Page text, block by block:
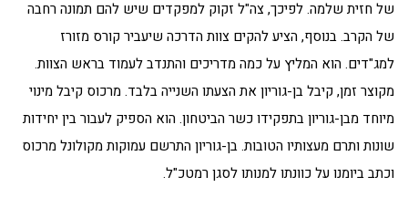
של חזית שלמה. לפיכך, צה"ל זקוק למפקדים שיש להם תמונה רחבה
של הקרב. בנוסף, הציע להקים צוות הדרכה שיעביר קורס מזורז
למג"דים. הוא המליץ על כמה מדריכים והתנדב לעמוד בראש הצוות.
מקוצר זמן, קיבל בן-גוריון את הצעתו השנייה בלבד. מרכוס קיבל מינוי
מיוחד מבן-גוריון בתפקידו כשר הביטחון. הוא הספיק לעבור בין יחידות
שונות ותרם מעצותיו הטובות. בן-גוריון התרשם עמוקות מקולונל מרכוס
וכתב ביומנו על כוונתו למנותו לסגן רמטכ"ל.